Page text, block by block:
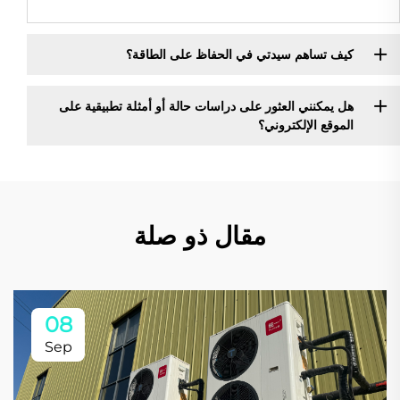
كيف تساهم سيدتي في الحفاظ على الطاقة؟
هل يمكنني العثور على دراسات حالة أو أمثلة تطبيقية على
الموقع الإلكتروني؟
مقال ذو صلة
08
Sep